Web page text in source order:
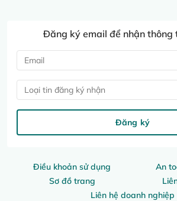
Điều khoản sử dụng
An
Sơ đồ trang
Liên hệ doanh nghiệp
Đăng ký email để nhận thông
Loại tin đăng ký nhận
Đăng ký